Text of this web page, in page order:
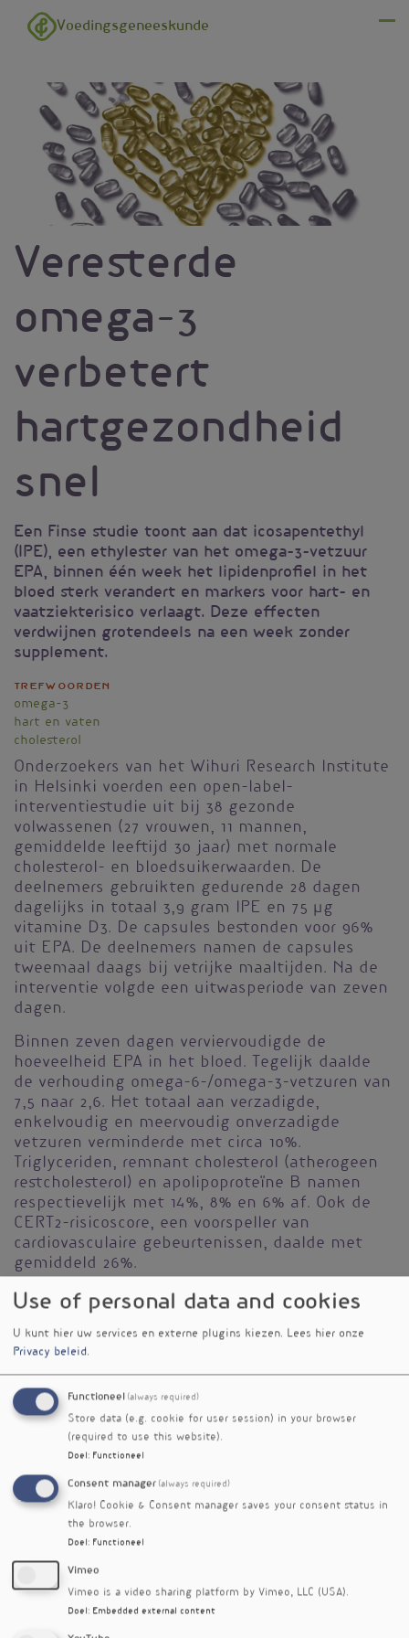
Overslaan en naar de inhoud gaan
Voedingsgeneeskunde
Veresterde
omega-3
verbetert
hartgezondheid
snel
Een Finse studie toont aan dat icosapentethyl
(IPE), een ethylester van het omega-3-vetzuur
EPA, binnen één week het lipidenprofiel in het
bloed sterk verandert en markers voor hart- en
vaatziekterisico verlaagt. Deze effecten
verdwijnen grotendeels na een week zonder
supplement.
Trefwoorden
omega-3
hart en vaten
cholesterol
Onderzoekers van het Wihuri Research Institute
in Helsinki voerden een open-label-
interventiestudie uit bij 38 gezonde
volwassenen (27 vrouwen, 11 mannen,
gemiddelde leeftijd 30 jaar) met normale
cholesterol- en bloedsuikerwaarden. De
deelnemers gebruikten gedurende 28 dagen
dagelijks in totaal 3,9 gram IPE en 75 µg
vitamine D3. De capsules bestonden voor 96%
uit EPA. De deelnemers namen de capsules
tweemaal daags bij vetrijke maaltijden. Na de
interventie volgde een uitwasperiode van zeven
dagen.
Binnen zeven dagen verviervoudigde de
hoeveelheid EPA in het bloed. Tegelijk daalde
de verhouding omega-6-/omega-3-vetzuren van
7,5 naar 2,6. Het totaal aan verzadigde,
enkelvoudig en meervoudig onverzadigde
vetzuren verminderde met circa 10%.
Triglyceriden, remnant cholesterol (atherogeen
restcholesterol) en apolipoproteïne B namen
respectievelijk met 14%, 8% en 6% af. Ook de
CERT2-risicoscore, een voorspeller van
cardiovasculaire gebeurtenissen, daalde met
gemiddeld 26%.
De onderzoekers zagen dat IPE de
samenstelling van lipoproteïnen ingrijpend
veranderde. Vooral LDL- en VLDL-deeltjes
bevatten minder cholesterol en verzadigde
vetten en meer EPA-rijke lipiden. Daardoor
verminderde hun neiging om zich aan de
vaatwand te hechten. Bovendien nam het
aantal grote triglyceridenrijke deeltjes af en
groeide het aandeel grotere, gunstigere HDL-
deeltjes.
De auteurs concluderen dat het supplement
triglyceriden en apoB, en door minder
atherogene lipoproteïnen.
Use of personal data and cookies
U kunt hier uw services en externe plugins kiezen. Lees hier onze
Privacy beleid.
Functioneel (always required)
Store data (e.g. cookie for user session) in your browser
(required to use this website).
Doel : Functioneel
Consent manager (always required)
Klaro! Cookie & Consent manager saves your consent status in
the browser.
Doel : Functioneel
Vimeo
Vimeo is a video sharing platform by Vimeo, LLC (USA).
Doel : Embedded external content